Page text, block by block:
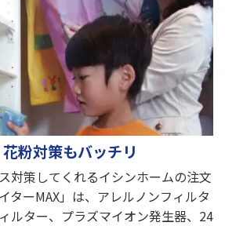
粉対策もバッチリ
対策してくれるイシンホームの注文
ターMAX」は、アレルノンフィルタ
ルター、プラズマイオン発生器、24